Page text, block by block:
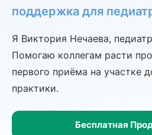
поддержка для
Я Виктория Нечаева,
Помогаю коллегам расти
первого приёма на участке
практики.
Бесплатная